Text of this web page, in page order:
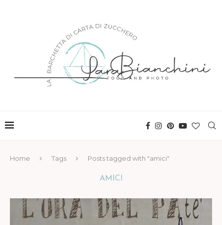
Home Tags Posts tagged with "amici"
AMICI